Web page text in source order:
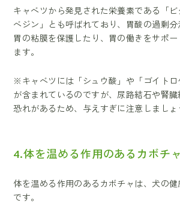
キャベツから発見された栄養素である「ビ
ベジン」とも呼ばれており、胃酸の過剰分
胃の粘膜を保護したり、胃の働きをサポー
ます。
※キャベツには「シュウ酸」や「ゴイトロ
が含まれているのですが、尿路結石や腎
恐れがあるため、与えすぎに注意しましょ
4.体を温める作用のあるカボチャ
体を温める作用のあるカボチャは、犬の
です。